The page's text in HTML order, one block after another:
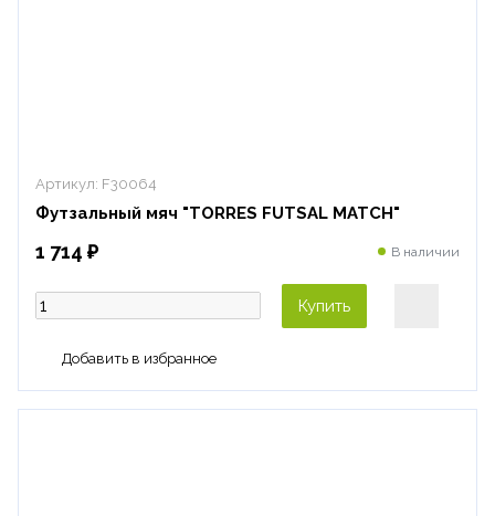
Артикул: F30064
Футзальный мяч "TORRES FUTSAL MATCH"
1 714 ₽ В наличии
Купить